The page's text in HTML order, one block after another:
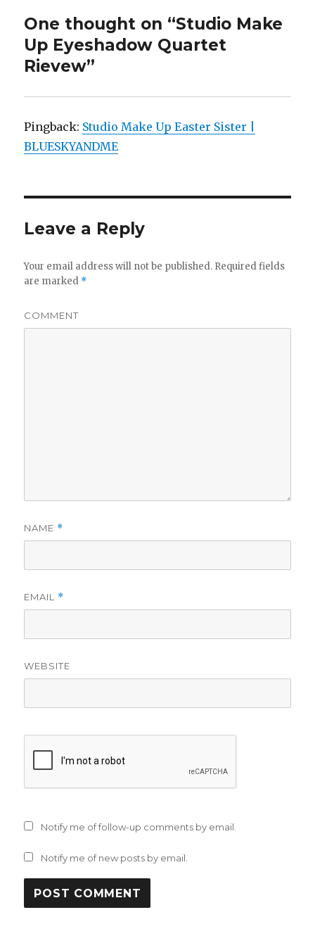
n
s
e
w
n
w
)
e
n
i
n
n
e
i
o
w
One thought on “Studio Make
Up Eyeshadow Quartet
Rievew”
Pingback: Studio Make Up Easter Sister |
BLUESKYANDME
Leave a Reply
Your email address will not be published. Required fields
are marked *
COMMENT
NAME *
EMAIL *
WEBSITE
Notify me of follow-up comments by email.
Notify me of new posts by email.